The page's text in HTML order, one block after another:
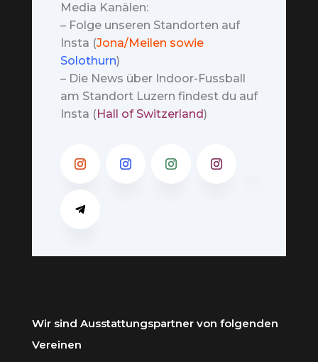
Media Kanälen:
– Folge unseren Standorten auf
Insta (Jona/Meilen sowie
Solothurn)
– Die News über Indoor-Fussball
am Standort Luzern findest du auf
Insta (Hall of Switzerland)
Wir sind Ausstattungspartner von folgenden
Vereinen